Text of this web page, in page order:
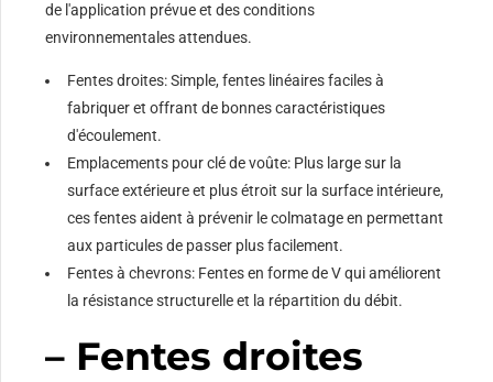
de l'application prévue et des conditions
environnementales attendues.
Fentes droites: Simple, fentes linéaires faciles à
fabriquer et offrant de bonnes caractéristiques
d'écoulement.
Emplacements pour clé de voûte: Plus large sur la
surface extérieure et plus étroit sur la surface intérieure,
ces fentes aident à prévenir le colmatage en permettant
aux particules de passer plus facilement.
Fentes à chevrons: Fentes en forme de V qui améliorent
la résistance structurelle et la répartition du débit.
– Fentes droites